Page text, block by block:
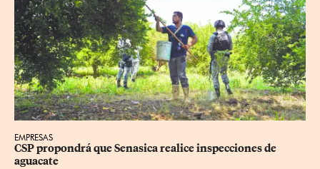
EMPRESAS
CSP propondrá que Senasica realice inspecciones de
aguacate